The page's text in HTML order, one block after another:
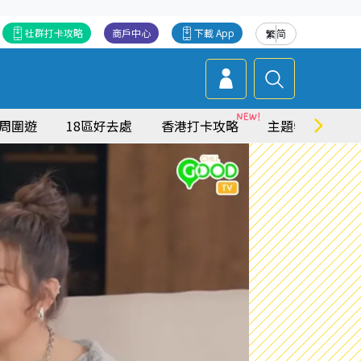
繁简
下載 App
商戶中心
社群打卡攻略
圍遊 18區好去處 香港打卡攻略 主題特集